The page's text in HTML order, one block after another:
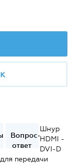
Вопрос-
ответ
Шнур
HDMI -
DVI-D
передачи